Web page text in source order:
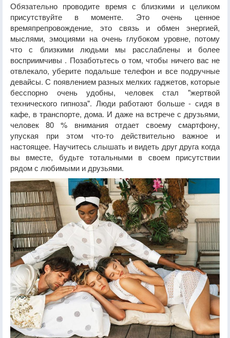
Обязательно проводите время с близкими и целиком
присутствуйте в моменте. Это очень ценное
времяпрепровождение, это связь и обмен энергией,
мыслями, эмоциями на очень глубоком уровне, потому
что с близкими людьми мы расслаблены и более
восприимчивы . Позаботьтесь о том, чтобы ничего вас не
отвлекало, уберите подальше телефон и все подручные
девайсы. С появлением разных мелких гаджетов, которые
бесспорно очень удобны, человек стал "жертвой
технического гипноза". Люди работают больше - сидя в
кафе, в транспорте, дома. И даже на встрече с друзьями,
человек 80 % внимания отдает своему смартфону,
упуская при этом что-то действительно важное и
настоящее. Научитесь слышать и видеть друг друга когда
вы вместе, будьте тотальными в своем присутствии
рядом с любимыми и друзьями.